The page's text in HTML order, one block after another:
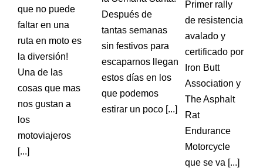
que no puede
faltar en una
ruta en moto es
la diversión!
Una de las
cosas que mas
nos gustan a
los
motoviajeros
[...]
Después de
tantas semanas
sin festivos para
escaparnos llegan
estos días en los
que podemos
estirar un poco [...]
Primer rally
de resistencia
avalado y
certificado por
Iron Butt
Association y
The Asphalt
Rat
Endurance
Motorcycle
que se va [...]